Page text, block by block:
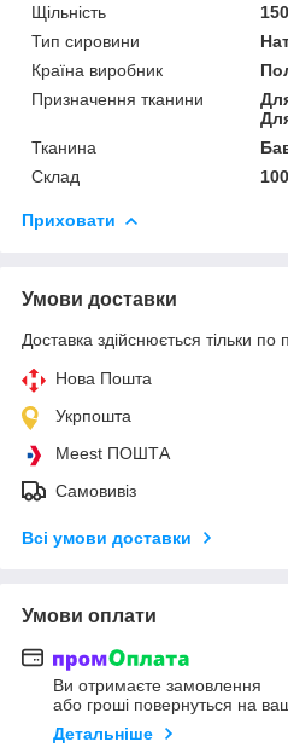
Щільність
Тип сировини
Країна виробник
Призначення тканини
Тканина
Склад
Приховати
Умови доставки
Доставка здійснюється тільки по
Нова Пошта
Укрпошта
Meest ПОШТА
Самовивіз
Всі умови доставки
Умови оплати
Ви отримаєте замовлення
або гроші повернуться на
Детальніше